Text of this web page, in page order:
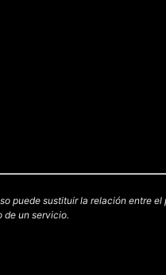
puede sustituir la relación entre el
de un servicio.